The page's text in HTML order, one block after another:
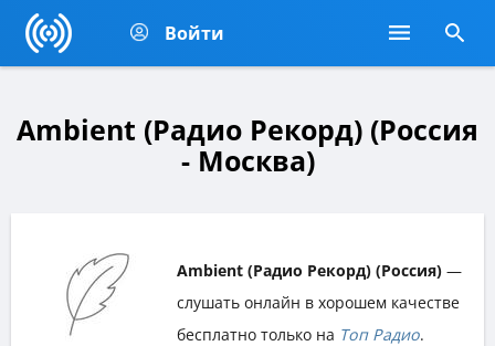
Войти
Ambient (Радио Рекорд) (Россия
- Москва)
Ambient (Радио Рекорд) (Россия) —
слушать онлайн в хорошем качестве
бесплатно только на Топ Радио.